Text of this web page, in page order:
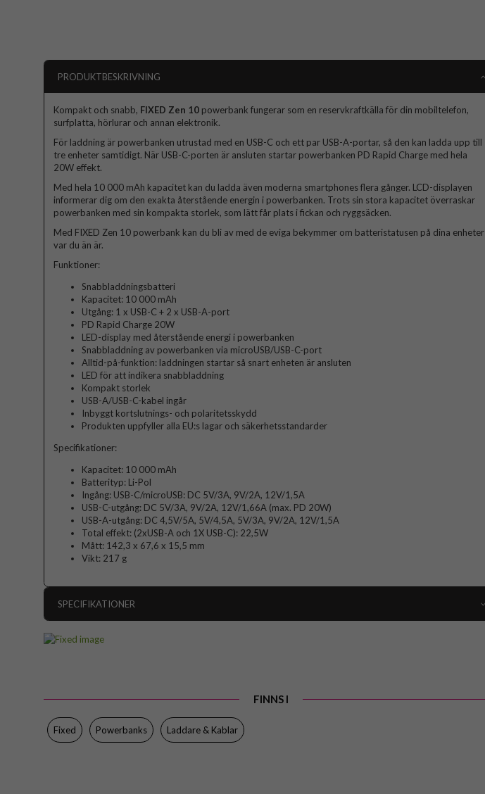
PRODUKTBESKRIVNING
Kompakt och snabb, FIXED Zen 10 powerbank fungerar som en reservkraftkälla för din mobiltelefon,
surfplatta, hörlurar och annan elektronik.
För laddning är powerbanken utrustad med en USB-C och ett par USB-A-portar, så den kan ladda upp till
tre enheter samtidigt. När USB-C-porten är ansluten startar powerbanken PD Rapid Charge med hela
20W effekt.
Med hela 10 000 mAh kapacitet kan du ladda även moderna smartphones flera gånger. LCD-displayen
informerar dig om den exakta återstående energin i powerbanken. Trots sin stora kapacitet överraskar
powerbanken med sin kompakta storlek, som lätt får plats i fickan och ryggsäcken.
Med FIXED Zen 10 powerbank kan du bli av med de eviga bekymmer om batteristatusen på dina enheter
var du än är.
Funktioner:
Snabbladdningsbatteri
Kapacitet: 10 000 mAh
Utgång: 1 x USB-C + 2 x USB-A-port
PD Rapid Charge 20W
LED-display med återstående energi i powerbanken
Snabbladdning av powerbanken via microUSB/USB-C-port
Alltid-på-funktion: laddningen startar så snart enheten är ansluten
LED för att indikera snabbladdning
Kompakt storlek
USB-A/USB-C-kabel ingår
Inbyggt kortslutnings- och polaritetsskydd
Produkten uppfyller alla EU:s lagar och säkerhetsstandarder
Specifikationer:
Kapacitet: 10 000 mAh
Batterityp: Li-Pol
Ingång: USB-C/microUSB: DC 5V/3A, 9V/2A, 12V/1,5A
USB-C-utgång: DC 5V/3A, 9V/2A, 12V/1,66A (max. PD 20W)
USB-A-utgång: DC 4,5V/5A, 5V/4,5A, 5V/3A, 9V/2A, 12V/1,5A
Total effekt: (2xUSB-A och 1X USB-C): 22,5W
Mått: 142,3 x 67,6 x 15,5 mm
Vikt: 217 g
SPECIFIKATIONER
Färg
Svart
Material
Varumärke
FINNS I
Fixed Powerbanks Laddare & Kablar